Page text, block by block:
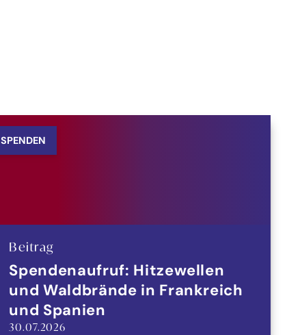
SPENDEN
Beitrag
Spendenaufruf: Hitzewellen
und Waldbrände in Frankreich
und Spanien
30.07.2026